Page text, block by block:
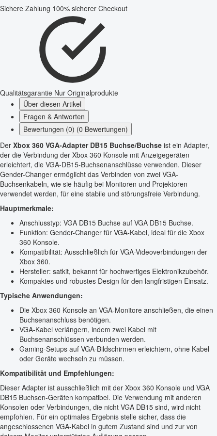
Sichere Zahlung 100% sicherer Checkout
Qualitätsgarantie Nur Originalprodukte
Über diesen Artikel
Fragen & Antworten
Bewertungen (0) (0 Bewertungen)
Der Xbox 360 VGA-Adapter DB15 Buchse/Buchse ist ein Adapter,
der die Verbindung der Xbox 360 Konsole mit Anzeigegeräten
erleichtert, die VGA-DB15-Buchsenanschlüsse verwenden. Dieser
Gender-Changer ermöglicht das Verbinden von zwei VGA-
Buchsenkabeln, wie sie häufig bei Monitoren und Projektoren
verwendet werden, für eine stabile und störungsfreie Verbindung.
Hauptmerkmale:
Anschlusstyp: VGA DB15 Buchse auf VGA DB15 Buchse.
Funktion: Gender-Changer für VGA-Kabel, ideal für die Xbox
360 Konsole.
Kompatibilität: Ausschließlich für VGA-Videoverbindungen der
Xbox 360.
Hersteller: satkit, bekannt für hochwertiges Elektronikzubehör.
Kompaktes und robustes Design für den langfristigen Einsatz.
Typische Anwendungen:
Die Xbox 360 Konsole an VGA-Monitore anschließen, die einen
Buchsenanschluss benötigen.
VGA-Kabel verlängern, indem zwei Kabel mit
Buchsenanschlüssen verbunden werden.
Gaming-Setups auf VGA-Bildschirmen erleichtern, ohne Kabel
oder Geräte wechseln zu müssen.
Kompatibilität und Empfehlungen:
Dieser Adapter ist ausschließlich mit der Xbox 360 Konsole und VGA
DB15 Buchsen-Geräten kompatibel. Die Verwendung mit anderen
Konsolen oder Verbindungen, die nicht VGA DB15 sind, wird nicht
empfohlen. Für ein optimales Ergebnis stelle sicher, dass die
angeschlossenen VGA-Kabel in gutem Zustand sind und zur von